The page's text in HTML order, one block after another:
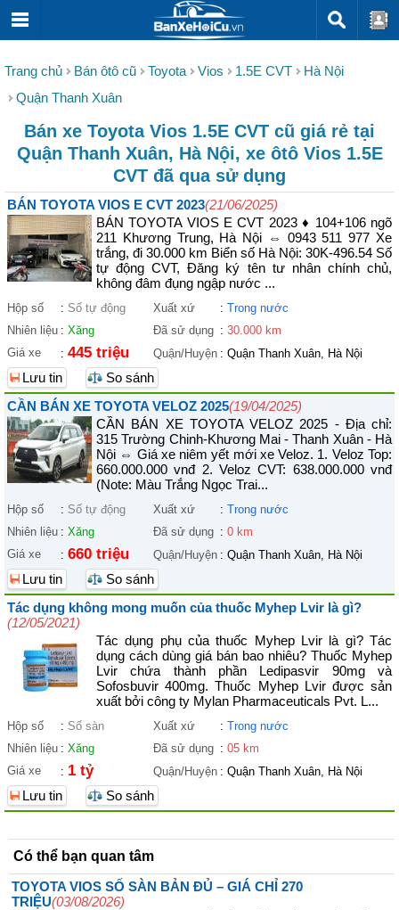
Trang chủ Bán ôtô cũ Toyota Vios 1.5E CVT
Hà Nội
Quận Thanh Xuân
Bán xe Toyota Vios 1.5E CVT cũ giá rẻ tại
Quận Thanh Xuân, Hà Nội, xe ôtô Vios 1.5E
CVT đã qua sử dụng
BÁN TOYOTA VIOS E CVT 2023(21/06/2025)
BÁN TOYOTA VIOS E CVT 2023 ♦ 104+106 ngõ
211 Khương Trung, Hà Nội ⇔ 0943 511 977 Xe
trắng, đi 30.000 km Biển số Hà Nội: 30K-496.54 Số
tự động CVT, Đăng ký tên tư nhân chính chủ,
không đâm đụng ngập nước ...
Hộp số : Số tự động Xuất xứ : Trong nước
Nhiên liệu : Xăng Đã sử dụng : 30.000 km
Giá xe
: 445 triệu Quận/Huyện : Quận Thanh Xuân, Hà Nội
Lưu tin
So sánh
CẦN BÁN XE TOYOTA VELOZ 2025(19/04/2025)
CẦN BÁN XE TOYOTA VELOZ 2025 - Địa chỉ:
315 Trường Chinh-Khương Mai - Thanh Xuân - Hà
Nội ⇔ Giá xe niêm yết mới xe Veloz. 1. Veloz Top:
660.000.000 vnđ 2. Veloz CVT: 638.000.000 vnđ
(Note: Màu Trắng Ngọc Trai...
Hộp số : Số tự động Xuất xứ : Trong nước
Nhiên liệu : Xăng Đã sử dụng : 0 km
Giá xe
: 660 triệu Quận/Huyện : Quận Thanh Xuân, Hà Nội
Lưu tin
So sánh
Tác dụng không mong muốn của thuốc Myhep Lvir là gì?
(12/05/2021)
Tác dụng phụ của thuốc Myhep Lvir là gì? Tác
dụng cách dùng giá bán bao nhiêu? Thuốc Myhep
Lvir chứa thành phần Ledipasvir 90mg và
Sofosbuvir 400mg. Thuốc Myhep Lvir được sản
xuất bởi công ty Mylan Pharmaceuticals Pvt. L...
Hộp số : Số sàn Xuất xứ : Trong nước
Nhiên liệu : Xăng Đã sử dụng : 05 km
Giá xe
: 1 tỷ Quận/Huyện : Quận Thanh Xuân, Hà Nội
Lưu tin So sánh
Có thể bạn quan tâm
TOYOTA VIOS SỐ SÀN BẢN ĐỦ – GIÁ CHỈ 270
TRIỆU(03/08/2026)